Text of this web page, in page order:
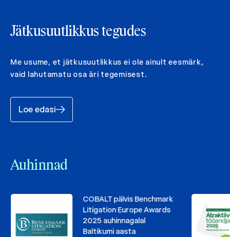
Jätkusuutlikkus tegudes
Me usume, et jätkusuutlikkus ei ole ainult eesmärk,
vaid lahutamatu osa äri tegemisest.
Loe edasi
Auhinnad
COBALT pälvis Benchmark
Litigation Europe Awards
2025 auhinnagalal
Baltikumi aasta